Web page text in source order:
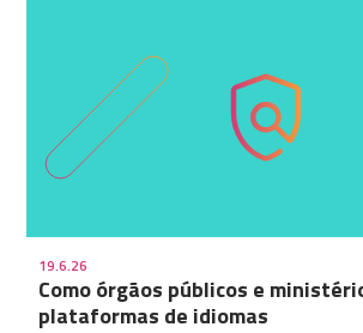
19.6.26
Como órgãos públicos e
plataformas de idiomas